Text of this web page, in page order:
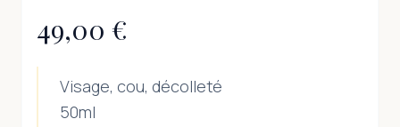
49,00 €
Visage, cou, décolleté
50ml